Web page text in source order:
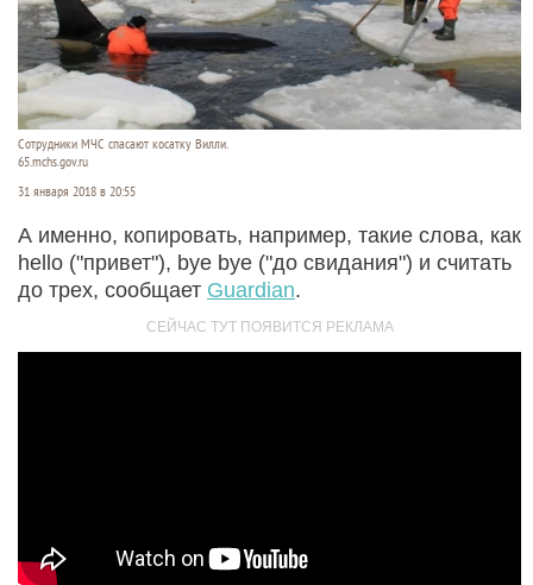
Сотрудники МЧС спасают косатку Вилли.
65.mchs.gov.ru
31 января 2018 в 20:55
А именно, копировать, например, такие слова, как
hello ("привет"), bye bye ("до свидания") и считать
до трех, сообщает Guardian.